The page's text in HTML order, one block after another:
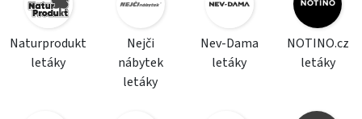
Naturprodukt
letáky
Nejči
nábytek
letáky
Nev-Dama
letáky
NOTINO.cz
letáky